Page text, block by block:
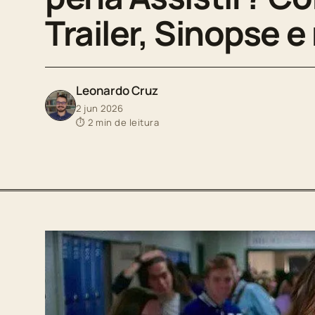
Trailer, Sinopse
Leonardo Cruz
2 jun 2026
⏱ 2 min de leitura